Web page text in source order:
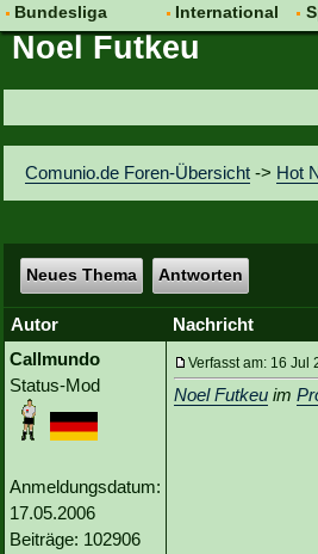
Bundesliga
Hot News
Vereinsdiskussion
Vereinsfragen
International
Vereine
Noel Futkeu
Comunio.de Foren-Übersicht -> Hot
Neues Thema Antworten
Autor
Nachricht
Callmundo
Status-Mod
Anmeldungsdatum:
17.05.2006
Beiträge: 102906
Verfasst am: 16
Noel Futkeu im